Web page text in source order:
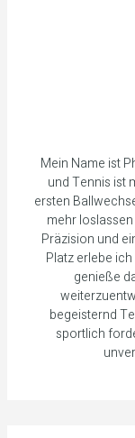
Mein Name ist
und Tennis ist
ersten
mehr
Präzision und
Platz erlebe
genieße
begeisternd
sportlich